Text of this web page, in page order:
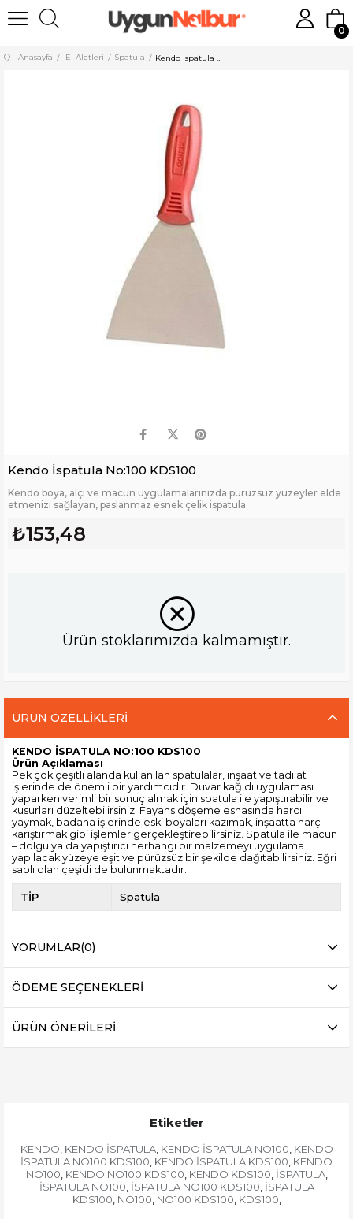
0
Anasayfa El Aletleri Spatula
Kendo İspatula No:100 KDS100
Kendo boya, alçı ve macun uygulamalarınızda pürüzsüz yüzeyler elde
etmenizi sağlayan, paslanmaz esnek çelik ispatula.
₺153,48
Ürün stoklarımızda kalmamıştır.
ÜRÜN ÖZELLIKLERI
KENDO İSPATULA NO:100 KDS100
Ürün Açıklaması
Pek çok çeşitli alanda kullanılan spatulalar, inşaat ve tadilat
işlerinde de önemli bir yardımcıdır. Duvar kağıdı uygulaması
yaparken verimli bir sonuç almak için spatula ile yapıştırabilir ve
kusurları düzeltebilirsiniz. Fayans döşeme esnasında harcı
yaymak, badana işlerinde eski boyaları kazımak, inşaatta harç
karıştırmak gibi işlemler gerçekleştirebilirsiniz. Spatula ile macun
– dolgu ya da yapıştırıcı herhangi bir malzemeyi uygulama
yapılacak yüzeye eşit ve pürüzsüz bir şekilde dağıtabilirsiniz. Eğri
saplı olan çeşidi de bulunmaktadır.
TİP Spatula
YORUMLAR(0)
ÖDEME SEÇENEKLERI
ÜRÜN ÖNERILERI
Etiketler
KENDO, KENDO İSPATULA, KENDO İSPATULA NO100, KENDO
İSPATULA NO100 KDS100, KENDO İSPATULA KDS100, KENDO
NO100, KENDO NO100 KDS100, KENDO KDS100, İSPATULA,
İSPATULA NO100, İSPATULA NO100 KDS100, İSPATULA
KDS100, NO100, NO100 KDS100, KDS100,